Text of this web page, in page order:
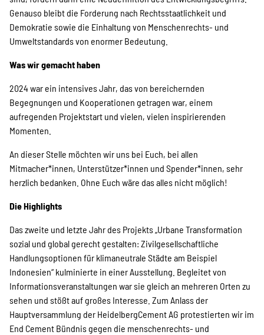
Genauso bleibt die Forderung nach Rechtsstaatlichkeit und
Demokratie sowie die Einhaltung von Menschenrechts- und
Umweltstandards von enormer Bedeutung.
Was wir gemacht haben
2024 war ein intensives Jahr, das von bereichernden
Begegnungen und Kooperationen getragen war, einem
aufregenden Projektstart und vielen, vielen inspirierenden
Momenten.
An dieser Stelle möchten wir uns bei Euch, bei allen
Mitmacher*innen, Unterstützer*innen und Spender*innen, sehr
herzlich bedanken. Ohne Euch wäre das alles nicht möglich!
Die Highlights
Das zweite und letzte Jahr des Projekts „Urbane Transformation
sozial und global gerecht gestalten: Zivilgesellschaftliche
Handlungsoptionen für klimaneutrale Städte am Beispiel
Indonesien“ kulminierte in einer Ausstellung. Begleitet von
Informationsveranstaltungen war sie gleich an mehreren Orten zu
sehen und stößt auf großes Interesse. Zum Anlass der
Hauptversammlung der HeidelbergCement AG protestierten wir im
End Cement Bündnis gegen die menschenrechts- und